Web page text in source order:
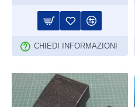
CHIEDI INFORMAZIONI